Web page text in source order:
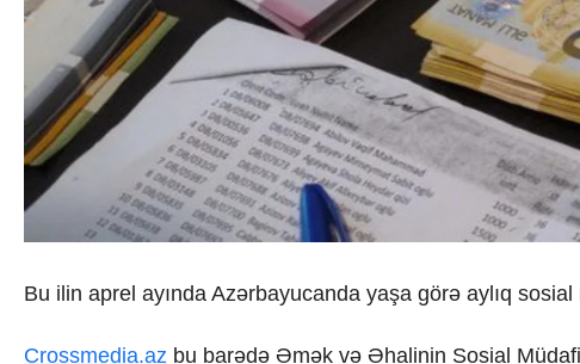
Mədəniyyət
Diaspor
Yüksəliş hekayəsi
Mədəniyyətimizin Zəfəri
Zəfər Diasporu
Səhiyyə
Ailə və uşaq
Turizm
İqtisadiyyat
Energetika
Bu ilin aprel ayında Azərbayucanda yaşa görə aylıq
Crossmedia.az bu barədə Əmək və Əhalinin Sosial